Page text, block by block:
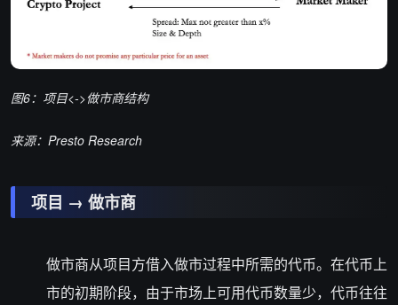
图6：项目<->做市商结构
来源：Presto Research
项目 → 做市商
做市商从项目方借入做市过程中所需的代币。在代币上
市的初期阶段，由于市场上可用代币数量少，代币往往